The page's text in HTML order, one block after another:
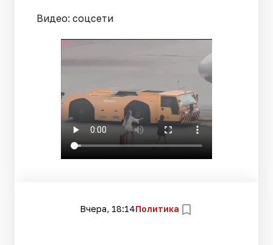
Видео: соцсети
Вчера, 18:14Политика